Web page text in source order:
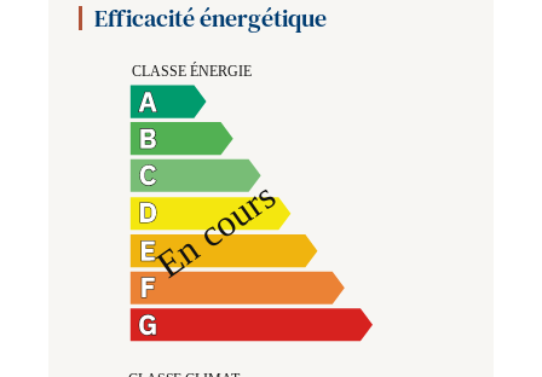
Efficacité énergétique